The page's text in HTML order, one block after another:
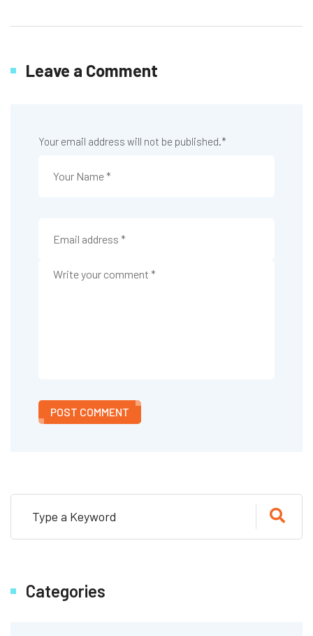
Leave a Comment
Your email address will not be published.*
POST COMMENT
Categories